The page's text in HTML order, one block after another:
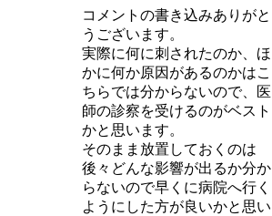
コメントの書き込みありがと
うございます。
実際に何に刺されたのか、ほ
かに何か原因があるのかはこ
ちらでは分からないので、医
師の診察を受けるのがベスト
かと思います。
そのまま放置しておくのは
後々どんな影響が出るか分か
らないので早くに病院へ行く
ようにした方が良いかと思い